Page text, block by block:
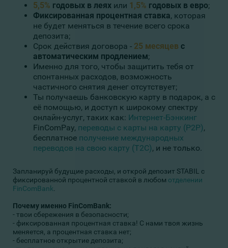
5,5% годовых в леях или 1,5% годовых в евро;
Фиксированная процентная ставка, которая
не будет меняться в течение всего срока
депозита;
Срок действия договора - 25 месяцев с
автоматическим продлением;
Именно для того, чтобы защитить тебя от
спонтанных расходов, возможность
частичного снятия денег отсутствует;
Ты получаешь банковскую карту в подарок, а с
её помощью, и доступ к широкому спектру
онлайн-услуг, таких как: Интернет-Бэнкинг
FinComPay, переводы с карты на карту (P2P),
бесплатное получение международных
переводов на свою карту (T2C), и не только.
Запланируй будущие расходы, и открой депозит STABIL с
фиксированной процентной ставкой в любом отделении
FinComBank
Почему именно FinComBank:
- твои сбережения в безопасности;
- фиксированная процентная ставка! С нами твоя жизнь
меняется, а процентная ставка нет;
- бесплатное открытие депозита;